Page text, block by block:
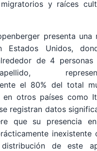
y raíces
presenta una
Estados Unidos,
de 4 personas
el 80% del total
en otros países como
registran datos
que su presencia
inexistente
de este